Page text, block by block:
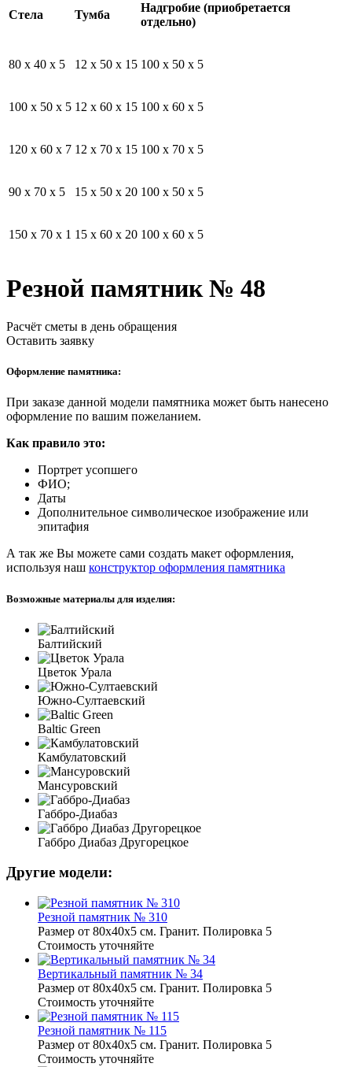
Стела Тумба
Надгробие (приобретается
отдельно)
80 x 40 x 5 12 x 50 x 15 100 x 50 x 5
100 x 50 x 5 12 x 60 x 15 100 x 60 x 5
120 x 60 x 7 12 x 70 x 15 100 x 70 x 5
90 x 70 x 5 15 x 50 x 20 100 x 50 x 5
150 x 70 x 1 15 x 60 x 20 100 x 60 x 5
Резной памятник № 48
Расчёт сметы в день обращения
Оставить заявку
Оформление памятника:
При заказе данной модели памятника может быть нанесено
оформление по вашим пожеланием.
Как правило это:
Портрет усопшего
ФИО;
Даты
Дополнительное символическое изображение или
эпитафия
А так же Вы можете сами создать макет оформления,
используя наш конструктор оформления памятника
Возможные материалы для изделия:
Балтийский
Цветок Урала
Южно-Султаевский
Baltic Green
Камбулатовский
Мансуровский
Габбро-Диабаз
Габбро Диабаз Другорецкое
Другие модели:
Резной памятник № 310
Размер от 80х40х5 см. Гранит. Полировка 5
Стоимость уточняйте
Вертикальный памятник № 34
Размер от 80х40х5 см. Гранит. Полировка 5
Стоимость уточняйте
Резной памятник № 115
Размер от 80х40х5 см. Гранит. Полировка 5
Стоимость уточняйте